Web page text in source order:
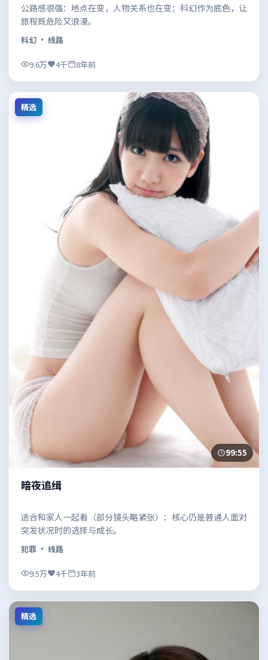
公路感很强：地点在变，人物关系也在变；科幻作为底色，让
旅程既危险又浪漫。
科幻 · 线路
9.6万 4千 8年前
精选
99:55
暗夜追缉
适合和家人一起看（部分镜头略紧张）：核心仍是普通人面对
突发状况时的选择与成长。
犯罪 · 线路
9.5万 4千 3年前
精选